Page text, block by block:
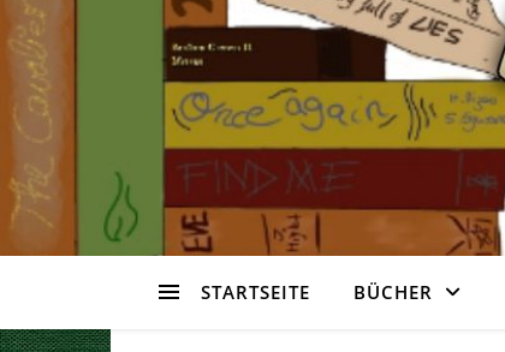
STARTSEITE BÜCHER